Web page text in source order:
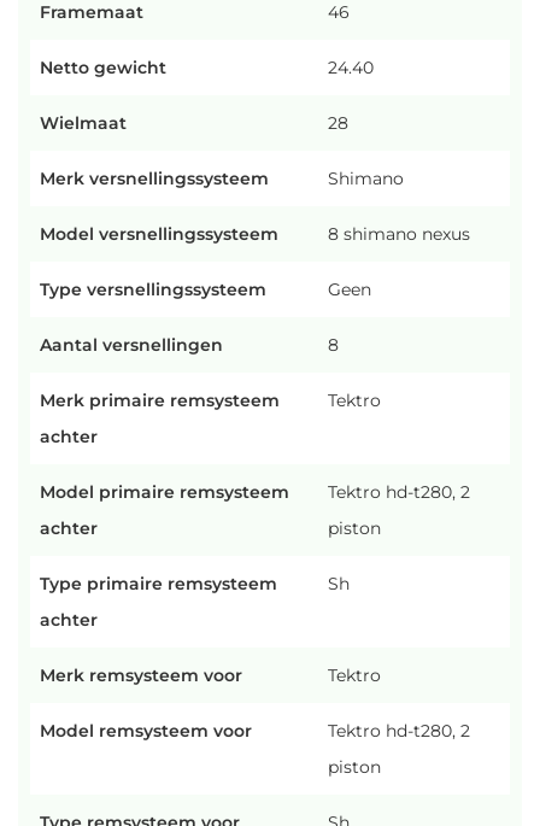
Framemaat 46
Netto gewicht 24.40
Wielmaat 28
Merk versnellingssysteem Shimano
Model versnellingssysteem 8 shimano nexus
Type versnellingssysteem Geen
Aantal versnellingen 8
Merk primaire remsysteem
achter
Tektro
Model primaire remsysteem
achter
Tektro hd-t280, 2
piston
Type primaire remsysteem
achter
Sh
Merk remsysteem voor Tektro
Model remsysteem voor
Tektro hd-t280, 2
piston